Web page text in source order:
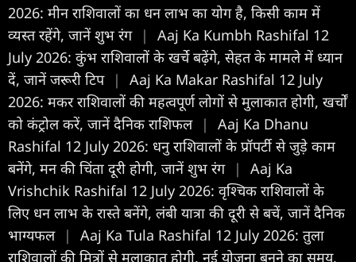
2026: मीन राशिवालों का धन लाभ का योग है, किसी काम में
व्यस्त रहेंगे, जानें शुभ रंग |
Aaj Ka Kumbh Rashifal 12
July 2026: कुंभ राशिवालों के खर्चे बढ़ेंगे, सेहत के मामले में ध्यान
दें, जानें जरूरी टिप |
Aaj Ka Makar Rashifal 12 July
2026: मकर राशिवालों की महत्वपूर्ण लोगों से मुलाकात होगी, खर्चों
को कंट्रोल करें, जानें दैनिक राशिफल |
Aaj Ka Dhanu
Rashifal 12 July 2026: धनु राशिवालों के प्रॉपर्टी से जुड़े काम
बनेंगे, मन की चिंता दूरी होगी, जानें शुभ रंग |
Aaj Ka
Vrishchik Rashifal 12 July 2026: वृश्चिक राशिवालों के
लिए धन लाभ के रास्ते बनेंगे, लंबी यात्रा की दूरी से बचें, जानें दैनिक
भाग्यफल |
Aaj Ka Tula Rashifal 12 July 2026: तुला
राशिवालों की मित्रों से मुलाकात होगी, नई योजना बनने का समय,